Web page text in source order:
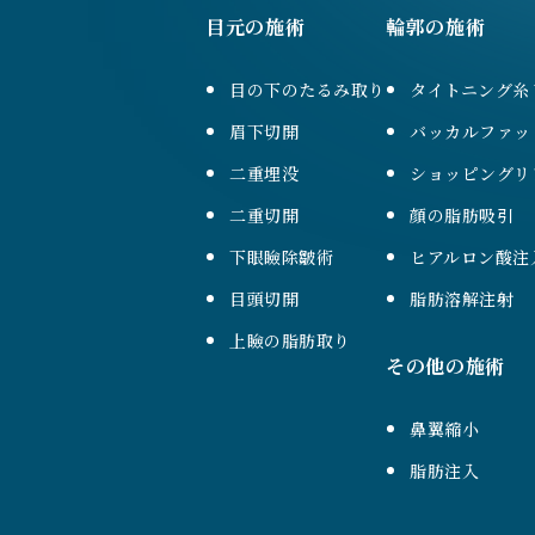
目元の施術
目の下のたるみ取り
眉下切開
二重埋没
二重切開
下眼瞼除皺術
目頭切開
上瞼の脂肪取り
輪郭の施術
タイトニング
バッカルファ
ショッピング
顔の脂肪吸引
ヒアルロン酸注
脂肪溶解注射
その他の施術
鼻翼縮小
脂肪注入